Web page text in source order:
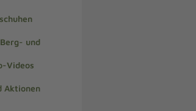
und
Videos
Aktionen